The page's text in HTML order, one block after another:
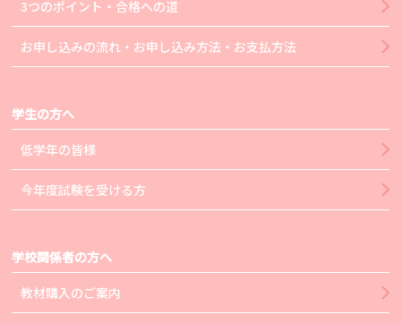
3つのポイント・合格への道
お申し込みの流れ・お申し込み方法・お支払方法
学生の方へ
低学年の皆様
今年度試験を受ける方
学校関係者の方へ
教材購入のご案内